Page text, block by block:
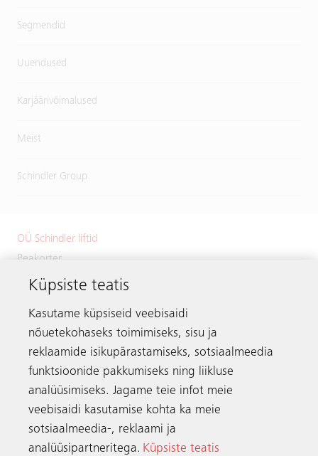
Segmendid
Uuendused
Karjäärivõimalused
Meist
Schindler Group
OÜ Schindler liftid
Peakorter
Väike-Paala 1
Estonia
Telefon:+372 601 2222
Ühendust võtma
Küpsiste teatis
Kasutame küpsiseid veebisaidi
nõuetekohaseks toimimiseks, sisu ja
reklaamide isikupärastamiseks, sotsiaalmeedia
funktsioonide pakkumiseks ning liikluse
analüüsimiseks. Jagame teie infot meie
veebisaidi kasutamise kohta ka meie
sotsiaalmeedia-, reklaami ja
analüüsipartneritega. Küpsiste teatis